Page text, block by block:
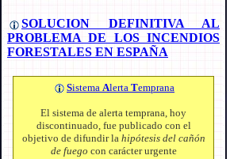
SOLUCION DEFINITIVA AL
PROBLEMA DE LOS INCENDIOS
FORESTALES EN ESPAÑA
Sistema Alerta Temprana
El sistema de alerta temprana, hoy
discontinuado, fue publicado con el
objetivo de difundir la hipótesis del cañón
de fuego con carácter urgente